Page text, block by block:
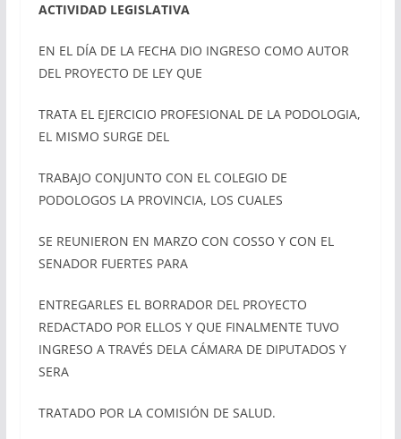
ACTIVIDAD LEGISLATIVA
EN EL DÍA DE LA FECHA DIO INGRESO COMO AUTOR
DEL PROYECTO DE LEY QUE
TRATA EL EJERCICIO PROFESIONAL DE LA PODOLOGIA,
EL MISMO SURGE DEL
TRABAJO CONJUNTO CON EL COLEGIO DE
PODOLOGOS LA PROVINCIA, LOS CUALES
SE REUNIERON EN MARZO CON COSSO Y CON EL
SENADOR FUERTES PARA
ENTREGARLES EL BORRADOR DEL PROYECTO
REDACTADO POR ELLOS Y QUE FINALMENTE TUVO
INGRESO A TRAVÉS DELA CÁMARA DE DIPUTADOS Y
SERA
TRATADO POR LA COMISIÓN DE SALUD.